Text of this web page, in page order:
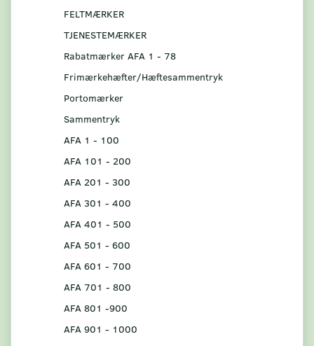
FELTMÆRKER
TJENESTEMÆRKER
Rabatmærker AFA 1 - 78
Frimærkehæfter/Hæftesammentryk
Portomærker
Sammentryk
AFA 1 - 100
AFA 101 - 200
AFA 201 - 300
AFA 301 - 400
AFA 401 - 500
AFA 501 - 600
AFA 601 - 700
AFA 701 - 800
AFA 801 -900
AFA 901 - 1000